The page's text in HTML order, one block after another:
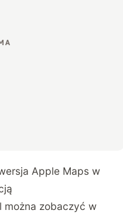
Apple Maps w
można zobaczyć w